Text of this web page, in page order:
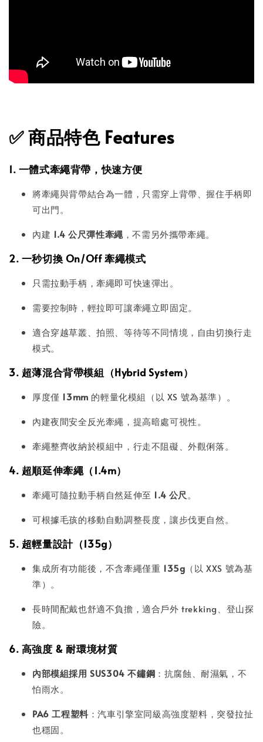
✅商品特色 Features
1. 一體式牽繩背帶，快速方便
將牽繩與背帶結合為一體，只需穿上背帶、握住手柄即
可出門。
內建 1.4 公尺彈性牽繩，不需另外攜帶牽繩。
2. 一秒切換 On/Off 牽繩模式
只需拉動手柄，牽繩即可快速彈出。
需要控制時，輕拉即可讓牽繩立即固定。
適合穿越草叢、拍照、等待等不同情境，自由切換行走
模式。
3. 超薄混合背帶模組（Hybrid System）
厚度僅 13mm 的輕量化模組（以 XS 號為基準）。
內建夜間安全反光牽繩，提高暗處可視性。
牽繩整齊收納於模組中，行走不阻礙、外觀俐落。
4. 超順延伸牽繩（1.4m）
牽繩可隨拉動手柄自然延伸至 1.4 公尺 。
可根據毛孩的移動自動調整長度，讓步伐更自然。
5. 超輕量設計（135g）
集成所有功能後，不含牽繩僅重 135g （以 XXS 號為基
準）。
長時間配戴也舒適不負擔，適合戶外 trekking、登山探
險。
6. 高強度 & 耐環境材質
內部模組採用 SUS304 不鏽鋼 ：抗腐蝕、耐濕氣，不
怕雨水。
PA6 工程塑料 ：汽車引擎室同級高強度塑料，突發拉扯
也穩固。